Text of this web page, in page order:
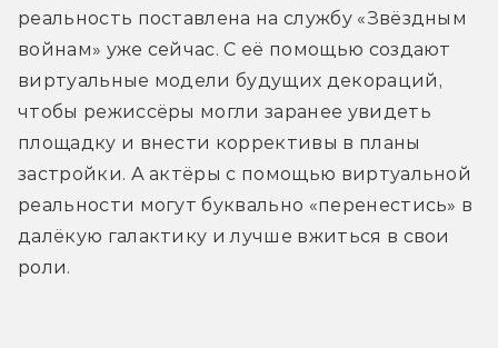
реальность поставлена на службу «Звёздным
войнам» уже сейчас. С её помощью создают
виртуальные модели будущих декораций,
чтобы режиссёры могли заранее увидеть
площадку и внести коррективы в планы
застройки. А актёры с помощью виртуальной
реальности могут буквально «перенестись» в
далёкую галактику и лучше вжиться в свои
роли.